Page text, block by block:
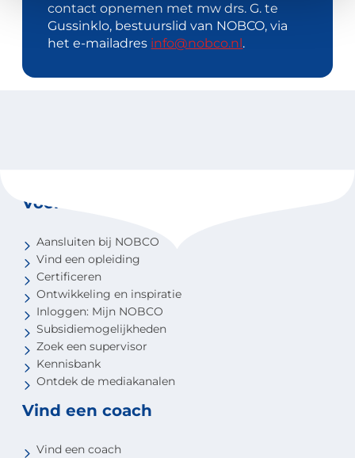
contact opnemen met mw drs. G. te
Gussinklo, bestuurslid van NOBCO, via
het e-mailadres info@nobco.nl .
Voor coaches
Aansluiten bij NOBCO
Vind een opleiding
Certificeren
Ontwikkeling en inspiratie
Inloggen: Mijn NOBCO
Subsidiemogelijkheden
Zoek een supervisor
Kennisbank
Ontdek de mediakanalen
Vind een coach
Vind een coach